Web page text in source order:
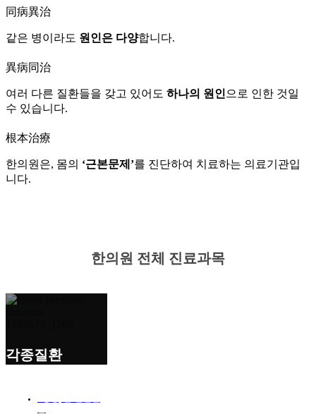
同病異治
같은 병이라도 원인은 다양합니다.
異病同治
여러 다른 질환들을 갖고 있어도 하나의 원인 으로 인한 것일
수 있습니다.
根本治療
한의원은, 몸의 ‘근본문제’를 진단하여 치료하는 의료기관입
니다.
한의원 전체 진료과목
각종질환